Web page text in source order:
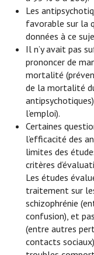
Les
favorable sur la
données à ce
Il n’y avait pas
prononcer de
mortalité
de la mortalité
l’emploi).
Certaines
l’efficacité des
limites des
critères
Les études
traitement sur
schizophrénie
confusion), et
(entre autres
contacts